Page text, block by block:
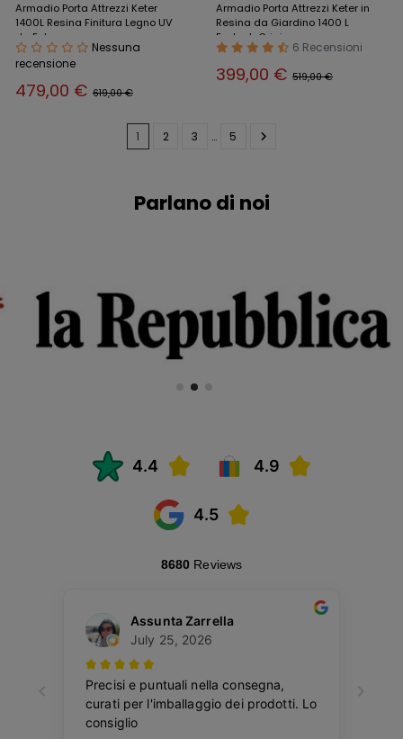
Armadio Porta Attrezzi Keter
1400L Resina Finitura Legno UV
da Esterno
Nessuna
recensione
479,00 € 619,00 €
Armadio Porta Attrezzi Keter in
Resina da Giardino 1400 L
Evotech Grigio
6 Recensioni
399,00 € 519,00 €
1 2 3 … 5
Parlano di noi